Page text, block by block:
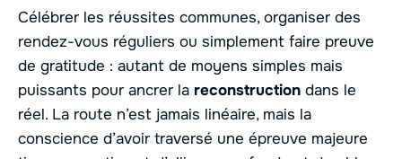
Célébrer les réussites communes, organiser des
rendez-vous réguliers ou simplement faire preuve
de gratitude : autant de moyens simples mais
puissants pour ancrer la reconstruction dans le
réel. La route n’est jamais linéaire, mais la
conscience d’avoir traversé une épreuve majeure